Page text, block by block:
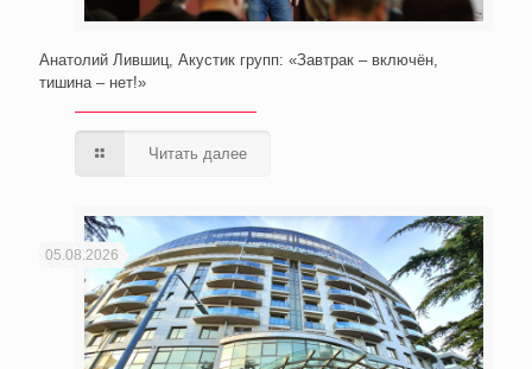
Анатолий Лившиц, Акустик групп: «Завтрак – включён,
тишина – нет!»
Читать далее
05.08.2026